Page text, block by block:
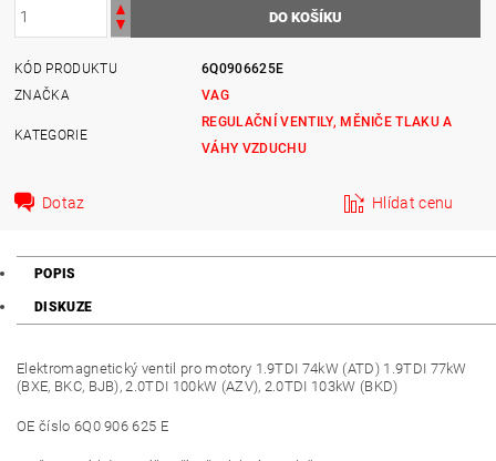
KÓD PRODUKTU
6Q0906625E
ZNAČKA
VAG
KATEGORIE
REGULAČNÍ VENTILY, MĚNIČE TLAKU A
VÁHY VZDUCHU
Dotaz Hlídat cenu
POPIS
DISKUZE
Elektromagnetický ventil pro motory 1.9TDI 74kW (ATD) 1.9TDI 77kW
(BXE, BKC, BJB), 2.0TDI 100kW (AZV), 2.0TDI 103kW (BKD)
OE číslo 6Q0 906 625 E